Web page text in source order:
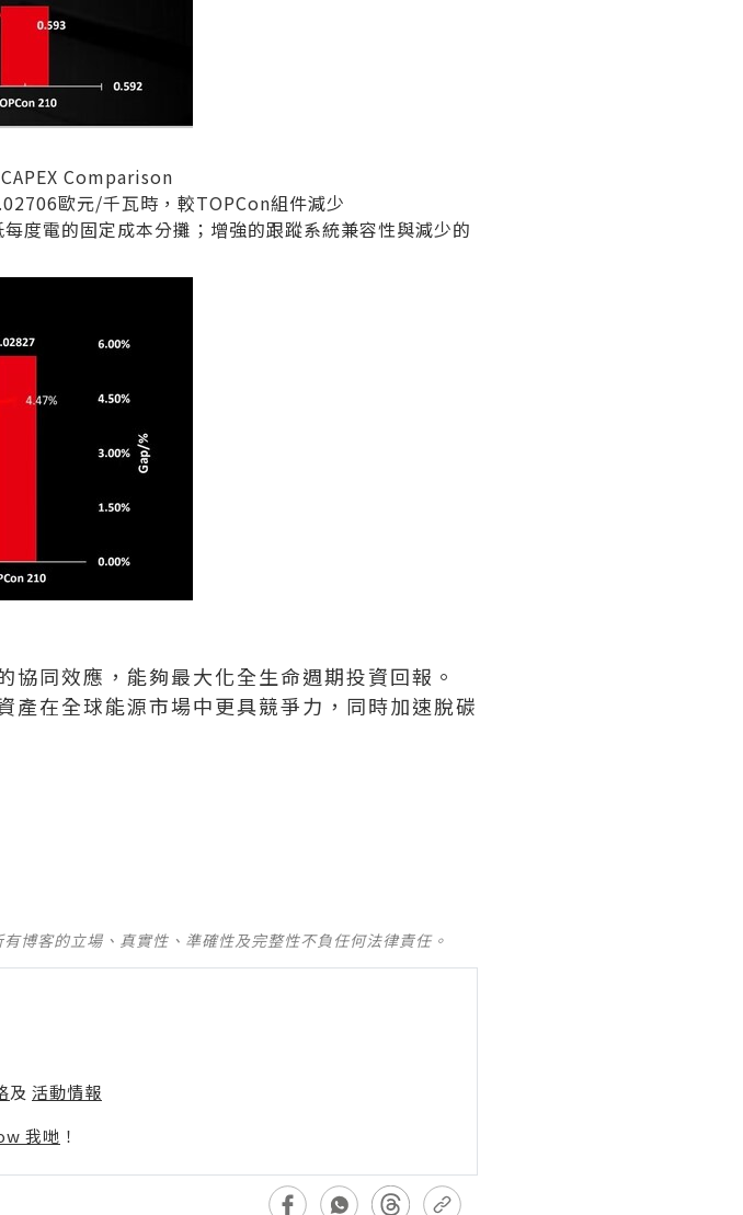
Comparison
歐元/千瓦時，較TOPCon組件減少
度電的固定成本分攤；增強的跟蹤系統兼容性與減少的
同效應，能夠最大化全生命週期投資回報。
在全球能源市場中更具競爭力，同時加速脫碳
博客的立場、真實性、準確性及完整性不負任何法律責任。
及 活動情報
我哋 ！